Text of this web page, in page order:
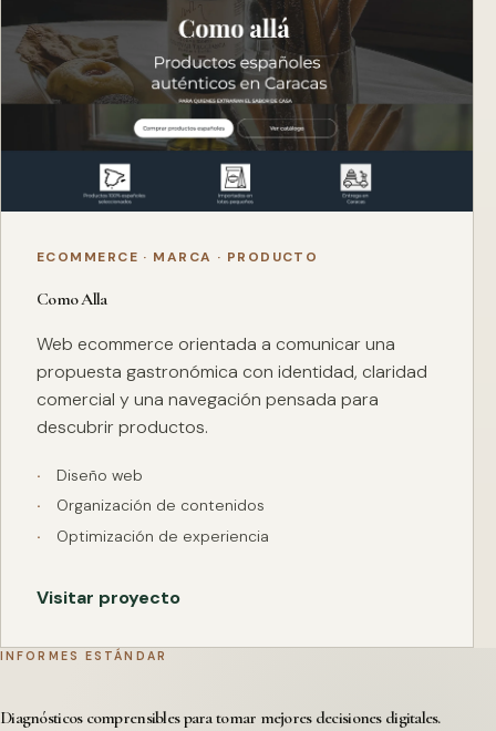
ECOMMERCE · MARCA · PRODUCTO
Como Alla
Web ecommerce orientada a comunicar una
propuesta gastronómica con identidad, claridad
comercial y una navegación pensada para
descubrir productos.
Diseño web
Organización de contenidos
Optimización de experiencia
Visitar proyecto
INFORMES ESTÁNDAR
Diagnósticos comprensibles para tomar mejores decisiones digitales.